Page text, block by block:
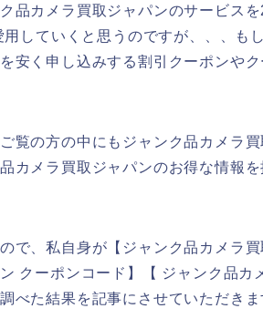
品カメラ買取ジャパンのサービス
していくと思うのですが、、、も
安く申し込みする割引クーポンや
覧の方の中にもジャンク品カメラ
カメラ買取ジャパンのお得な情報
で、私自身が【ジャンク品カメラ
クーポンコード】【 ジャンク品カ
べた結果を記事にさせていただきま